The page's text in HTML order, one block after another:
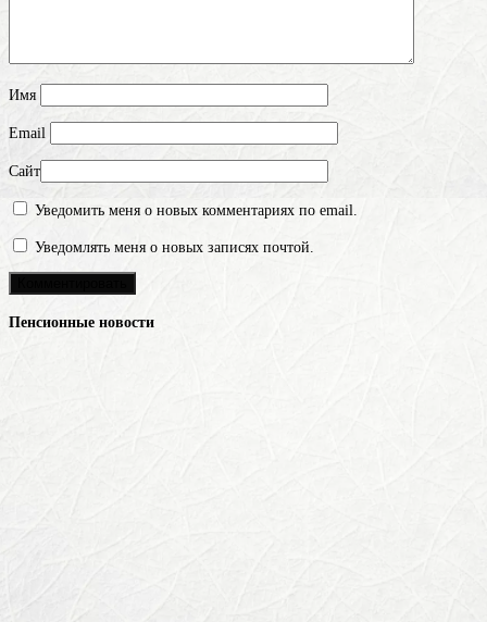
Имя
Email
Сайт
Уведомить меня о новых комментариях по email.
Уведомлять меня о новых записях почтой.
Пенсионные новости